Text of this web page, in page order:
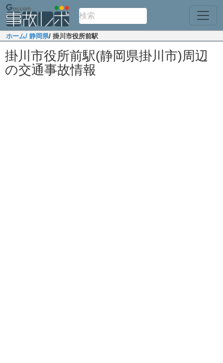
ホーム/ 静岡県/ 掛川市役所前駅
掛川市役所前駅(静岡県掛川市)周辺
の交通事故情報